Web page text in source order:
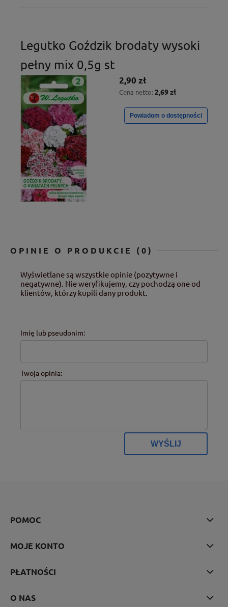
Legutko Goździk brodaty wysoki
pełny mix 0,5g st
2,90 zł
Cena netto: 2,69 zł
Powiadom o dostępności
OPINIE O PRODUKCIE (0)
Wyświetlane są wszystkie opinie (pozytywne i
negatywne). Nie weryfikujemy, czy pochodzą one od
klientów, którzy kupili dany produkt.
Imię lub pseudonim:
Twoja opinia:
WYŚLIJ
POMOC
MOJE KONTO
PŁATNOŚCI
O NAS